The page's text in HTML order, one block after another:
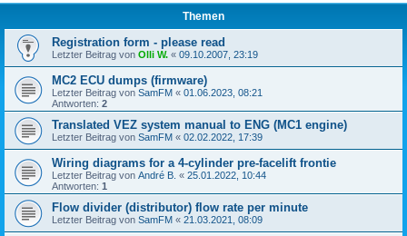
Themen
Registration form - please read
Letzter Beitrag von Olli W. « 09.10.2007, 23:19
MC2 ECU dumps (firmware)
Letzter Beitrag von SamFM « 01.06.2023, 08:21
Antworten: 2
Translated VEZ system manual to ENG (MC1 engine)
Letzter Beitrag von SamFM « 02.02.2022, 17:39
Wiring diagrams for a 4-cylinder pre-facelift frontie
Letzter Beitrag von André B. « 25.01.2022, 10:44
Antworten: 1
Flow divider (distributor) flow rate per minute
Letzter Beitrag von SamFM « 21.03.2021, 08:09